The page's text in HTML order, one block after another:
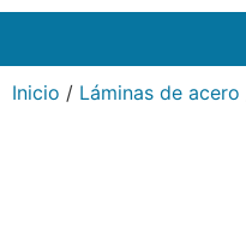
Inicio / Láminas de acero